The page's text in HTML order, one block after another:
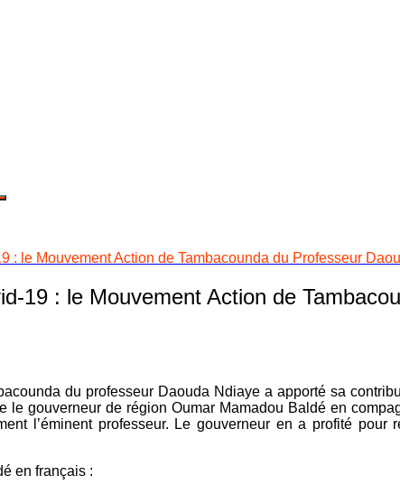
: le Mouvement Action de Tambacounda du Professeur
19 : le Mouvement Action de
du professeur Daouda Ndiaye a apporté sa
le gouverneur de région Oumar Mamadou Baldé en
l’éminent professeur. Le gouverneur en a profité
en français :